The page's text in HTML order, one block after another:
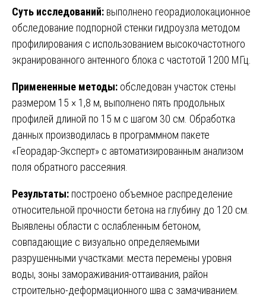
Суть исследований: выполнено георадиолокационное
обследование подпорной стенки гидроузла методом
профилирования с использованием высокочастотного
экранированного антенного блока с частотой 1200 МГц.
Примененные методы: обследован участок стены
размером 15 × 1,8 м, выполнено пять продольных
профилей длиной по 15 м с шагом 30 см. Обработка
данных производилась в программном пакете
«Георадар-Эксперт» с автоматизированным анализом
поля обратного рассеяния.
Результаты: построено объемное распределение
относительной прочности бетона на глубину до 120 см.
Выявлены области с ослабленным бетоном,
совпадающие с визуально определяемыми
разрушенными участками: места перемены уровня
воды, зоны замораживания-оттаивания, район
строительно-деформационного шва с замачиванием.